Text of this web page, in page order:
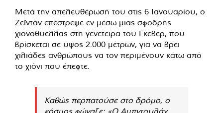
Μετά την απελευθέρωσή του στις 6 Ιανουαρίου, ο
Ζεϊντάν επέστρεψε εν μέσω μιας σφοδρής
χιονοθύελλας στη γενέτειρά του Γκεβέρ, που
βρίσκεται σε ύψος 2.000 μέτρων, για να βρει
χιλιάδες ανθρώπους να τον περιμένουν κάτω από
το χιόνι που έπεφτε.
Καθώς περπατούσε στο δρόμο, ο
κόσμος φώναζε: «Ο Αμπντουλάχ